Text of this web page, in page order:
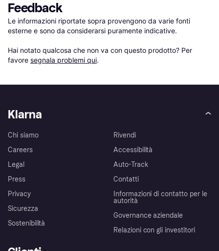
Feedback
Le informazioni riportate sopra provengono da varie fonti
esterne e sono da considerarsi puramente indicative.
Hai notato qualcosa che non va con questo prodotto? Per
favore segnala problemi qui.
Klarna
Chi siamo
Careers
Legal
Press
Privacy
Sicurezza
Sostenibilità
Rivendi
Accessibilità
Auto-Track
Contatti
Informazioni di contatto per le
autorità
Governance aziendale
Relazioni con gli investitori